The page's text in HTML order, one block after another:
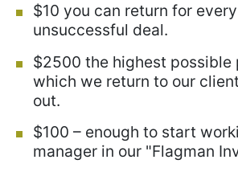
$10 you can return for
unsuccessful deal.
$2500 the highest possible
which we return to our
out.
$100 – enough to start
manager in our "Flagman